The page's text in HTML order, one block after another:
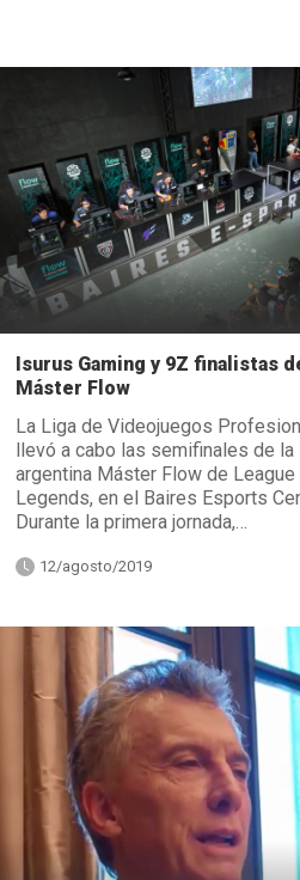
Isurus Gaming y 9Z finalistas
Máster Flow
La Liga de Videojuegos
llevó a cabo las semifinales de la
argentina Máster Flow de
Legends, en el Baires Esports
Durante la primera jornada,…
12/agosto/2019